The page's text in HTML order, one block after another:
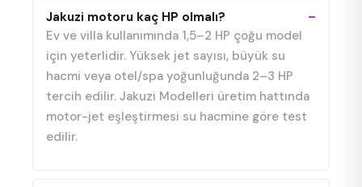
Jakuzi motoru kaç HP olmalı?
Ev ve villa kullanımında 1,5–2 HP çoğu model
için yeterlidir. Yüksek jet sayısı, büyük su
hacmi veya otel/spa yoğunluğunda 2–3 HP
tercih edilir. Jakuzi Modelleri üretim hattında
motor-jet eşleştirmesi su hacmine göre test
edilir.